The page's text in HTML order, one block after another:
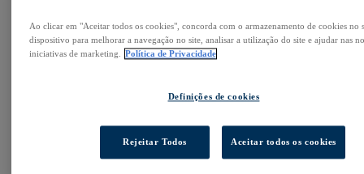
EBSCO FOLIO
Aplicativo móvel da EBSCO
EBSCOadmin
EBSCO OpenAthens
Panorama
Ao clicar em "Aceitar todos os cookies", concorda com o armazenamento de cookies no
dispositivo para melhorar a navegação no site, analisar a utilização do site e ajudar nas
iniciativas de marketing. Política de Privacidade
Definições de cookies
Rejeitar Todos Aceitar todos os cookies